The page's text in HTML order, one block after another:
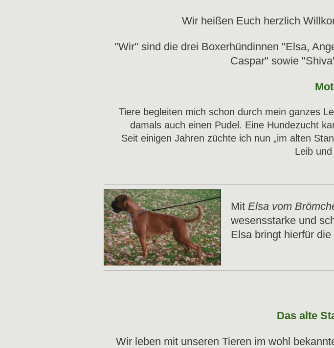
Wir heißen Euch herzlich
"Wir" sind die drei Boxerhündinnen "Elsa,
Caspar" sowie
Tiere begleiten mich schon durch mein ganzes
damals auch einen Pudel. Eine Hundezucht
Seit einigen Jahren züchte ich nun „im alten
Leib
Mit Elsa vom
wesensstarke und
Elsa bringt hierfür
Das alte
Wir leben mit unseren Tieren im wohl